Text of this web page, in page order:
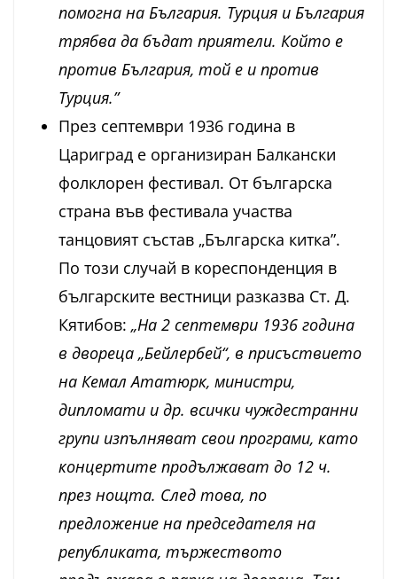
помогна на България. Турция и България
трябва да бъдат приятели. Който е
против България, той е и против
Турция.”
През септември 1936 година в
Цариград е организиран Балкански
фолклорен фестивал. От българска
страна във фестивала участва
танцовият състав „Българска китка”.
По този случай в кореспонденция в
българските вестници разказва Ст. Д.
Кятибов: „На 2 септември 1936 година
в двореца „Бейлербей“, в присъствието
на Кемал Ататюрк, министри,
дипломати и др. всички чуждестранни
групи изпълняват свои програми, като
концертите продължават до 12 ч.
през нощта. След това, по
предложение на председателя на
републиката, тържеството